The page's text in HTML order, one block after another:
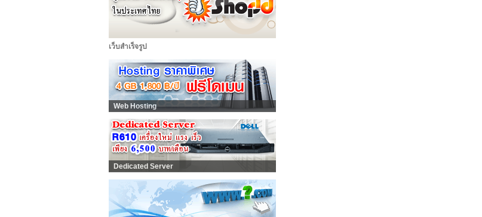
เว็บสำเร็จรูป
Web Hosting
Dedicated Server